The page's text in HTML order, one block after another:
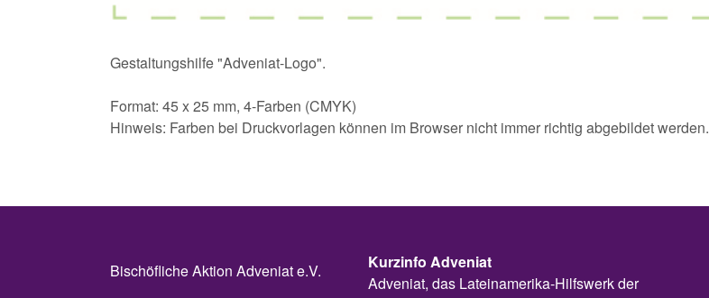
Gestaltungshilfe "Adveniat-Logo".
Format: 45 x 25 mm, 4-Farben (CMYK)
Hinweis: Farben bei Druckvorlagen können im Browser nicht immer richtig abgebildet werden.
Bischöfliche Aktion Adveniat e.V.
Kurzinfo Adveniat
Adveniat, das Lateinamerika-Hilfswerk der